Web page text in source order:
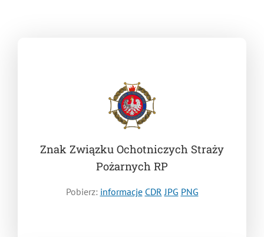
Znak Związku Ochotniczych Straży
Pożarnych RP
Pobierz:informacje CDR JPG PNG